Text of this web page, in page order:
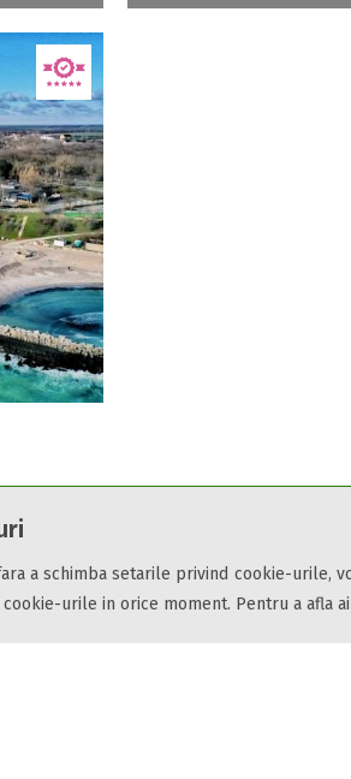
a schimba setarile privind cookie-
urile in orice moment. Pentru a afla